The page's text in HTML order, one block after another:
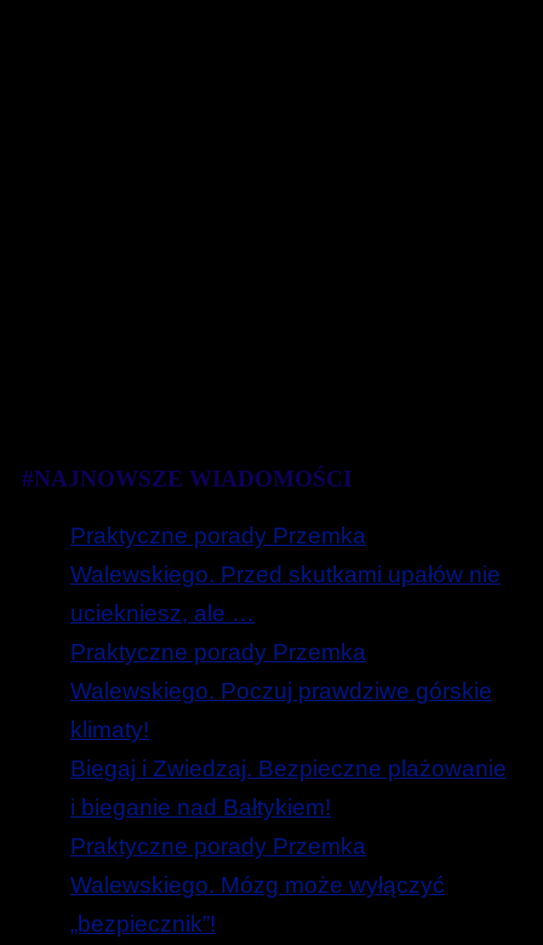
#NAJNOWSZE WIADOMOŚCI
Praktyczne porady Przemka
Walewskiego. Przed skutkami upałów nie
uciekniesz, ale …
Praktyczne porady Przemka
Walewskiego. Poczuj prawdziwe górskie
klimaty!
Biegaj i Zwiedzaj. Bezpieczne plażowanie
i bieganie nad Bałtykiem!
Praktyczne porady Przemka
Walewskiego. Mózg może wyłączyć
„bezpiecznik”!